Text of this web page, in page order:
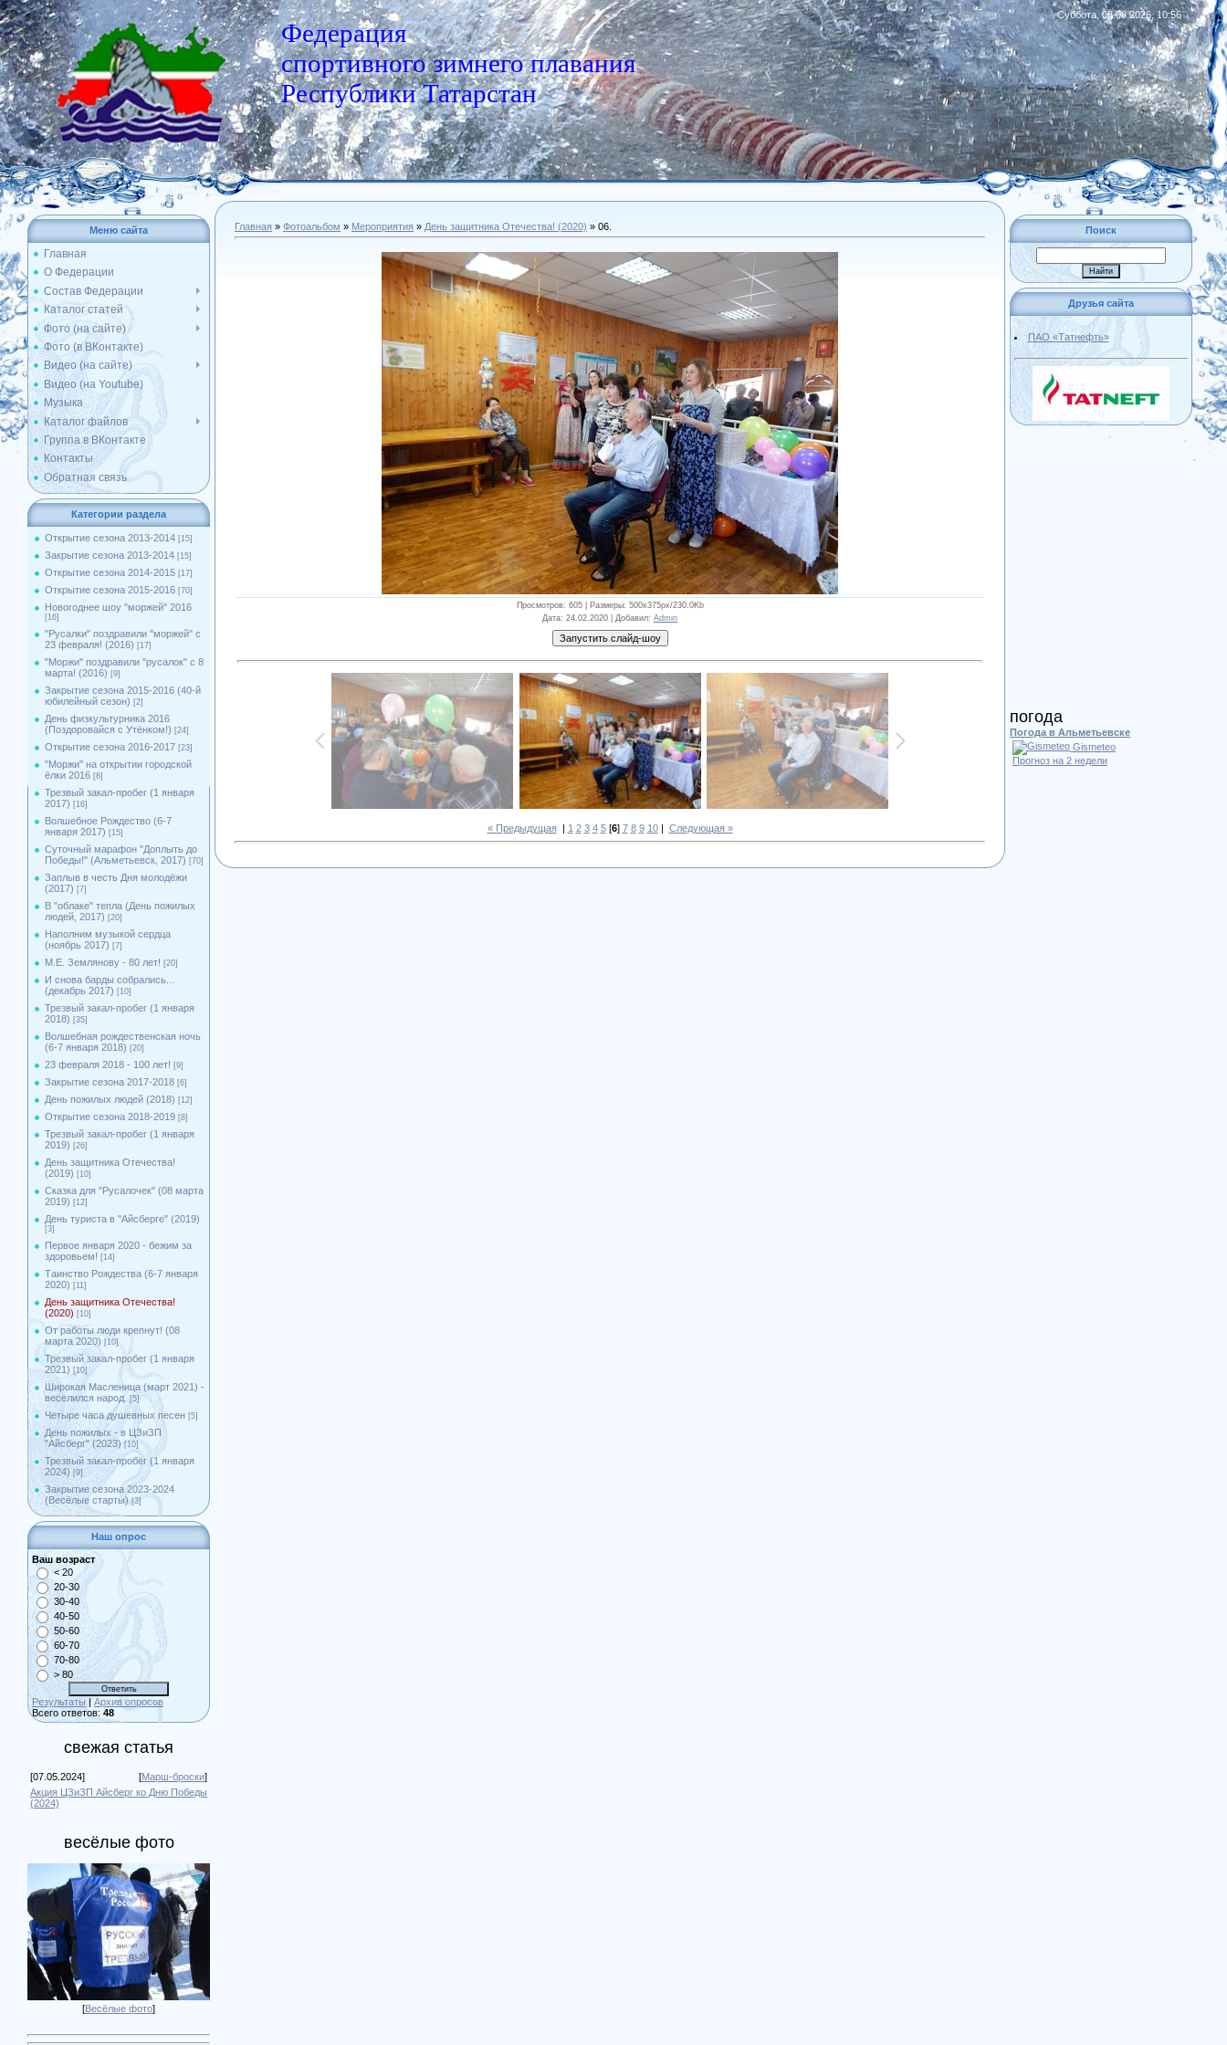
Федерация
спортивного зимнего плавания
Республики Татарстан
Суббота, 08.08.2026, 10:56
|RSS
Меню сайта
Главная
О Федерации
Состав Федерации
Каталог статей
Фото (на сайте)
Фото (в ВКонтакте)
Видео (на сайте)
Видео (на Youtube)
Музыка
Каталог файлов
Группа в ВКонтакте
Контакты
Обратная связь
Категории раздела
Открытие сезона 2013-2014 [15]
Закрытие сезона 2013-2014 [15]
Открытие сезона 2014-2015 [17]
Открытие сезона 2015-2016 [70]
Новогоднее шоу "моржей" 2016
[16]
"Русалки" поздравили "моржей" с
23 февраля! (2016) [17]
"Моржи" поздравили "русалок" с 8
марта! (2016) [9]
Закрытие сезона 2015-2016 (40-й
юбилейный сезон) [2]
День физкультурника 2016
(Поздоровайся с Утёнком!) [24]
Открытие сезона 2016-2017 [23]
''Моржи'' на открытии городской
ёлки 2016 [8]
Трезвый закал-пробег (1 января
2017) [16]
Волшебное Рождество (6-7
января 2017) [15]
Суточный марафон "Доплыть до
Победы!" (Альметьевск, 2017) [70]
Заплыв в честь Дня молодёжи
(2017) [7]
В "облаке" тепла (День пожилых
людей, 2017) [20]
Наполним музыкой сердца
(ноябрь 2017) [7]
М.Е. Землянову - 80 лет! [20]
И снова барды собрались...
(декабрь 2017) [10]
Трезвый закал-пробег (1 января
2018) [35]
Волшебная рождественская ночь
(6-7 января 2018) [20]
23 февраля 2018 - 100 лет! [9]
Закрытие сезона 2017-2018 [6]
День пожилых людей (2018) [12]
Открытие сезона 2018-2019 [8]
Трезвый закал-пробег (1 января
2019) [26]
День защитника Отечества!
(2019) [10]
Сказка для "Русалочек" (08 марта
2019) [12]
День туриста в "Айсберге" (2019)
[3]
Первое января 2020 - бежим за
здоровьем! [14]
Таинство Рождества (6-7 января
2020) [11]
День защитника Отечества!
(2020) [10]
От работы люди крепнут! (08
марта 2020) [10]
Трезвый закал-пробег (1 января
2021) [10]
Широкая Масленица (март 2021) -
веселился народ.
[5]
Четыре часа душевных песен [5]
День пожилых - в ЦЗиЗП
"Айсберг" (2023) [10]
Трезвый закал-пробег (1 января
2024) [9]
Закрытие сезона 2023-2024
(Весёлые старты) [3]
Наш опрос
Ваш возраст
< 20
20-30
30-40
40-50
50-60
60-70
70-80
> 80
Результаты | Архив опросов
Всего ответов: 48
свежая статья
[07.05.2024] [Марш-броски]
Акция ЦЗиЗП Айсберг ко Дню Победы
(2024)
весёлые фото
[Весёлые фото]
Главная » Фотоальбом » Мероприятия » День защитника Отечества! (2020) » 06.
Просмотров: 605 | Размеры: 500x375px/230.0Kb
Дата: 24.02.2020 | Добавил: Admin
« Предыдущая| 1 2 3 4 5[6] 7 8 9 10| Следующая »
Поиск
Друзья сайта
ПАО «Татнефть»
погода
Погода в Альметьевске
Gismeteo
Прогноз на 2 недели